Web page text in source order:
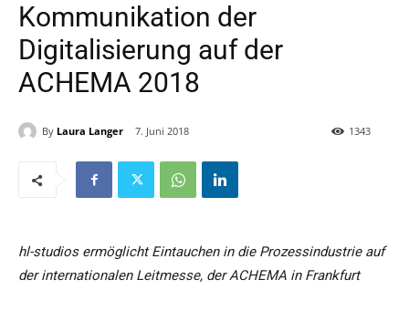
Kommunikation der
Digitalisierung auf der
ACHEMA 2018
By Laura Langer 7. Juni 2018 1343
hl-studios ermöglicht Eintauchen in die Prozessindustrie auf
der internationalen Leitmesse, der ACHEMA in Frankfurt